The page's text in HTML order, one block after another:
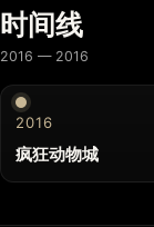
时间线
2016 — 2016
2016
疯狂动物城